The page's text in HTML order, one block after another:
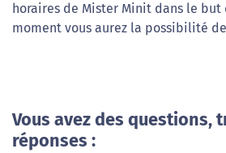
horaires de Mister Minit dans le
moment vous aurez la possibilité
Vous avez des questions,
réponses :